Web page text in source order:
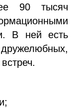
90 тысяч
В ней есть